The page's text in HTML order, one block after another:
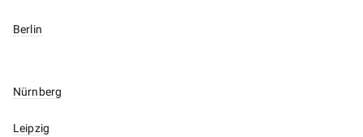
Berlin
Nürnberg
Leipzig